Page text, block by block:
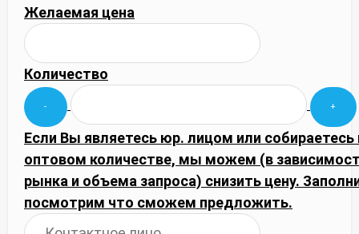
Желаемая цена
Количество
Если Вы являетесь юр. лицом или собираетесь
оптовом количестве, мы можем (в
рынка и объема запроса) снизить цену.
посмотрим что сможем предложить.